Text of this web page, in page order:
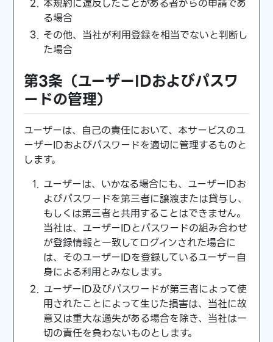
本規約に違反したことがある者からの申請であ
る場合
その他、当社が利用登録を相当でないと判断し
た場合
第3条（ユーザーIDおよびパスワ
ードの管理）
ユーザーは、自己の責任において、本サービスのユ
ーザーIDおよびパスワードを適切に管理するものと
します。
ユーザーは、いかなる場合にも、ユーザーIDお
よびパスワードを第三者に譲渡または貸与し、
もしくは第三者と共用することはできません。
当社は、ユーザーIDとパスワードの組み合わせ
が登録情報と一致してログインされた場合に
は、そのユーザーIDを登録しているユーザー自
身による利用とみなします。
ユーザーID及びパスワードが第三者によって使
用されたことによって生じた損害は、当社に故
意又は重大な過失がある場合を除き、当社は一
切の責任を負わないものとします。